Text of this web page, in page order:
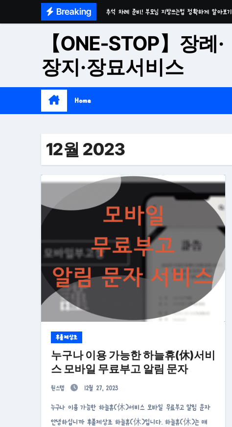
Breaking 추석 차례 준비! 부모님 지방쓰는법 정확하게 알아보기
시간이 흘러도 변함없는 가치 성주 추모공원
치유와 위로의 공간 기독교전용 김천 납골당
재단법인 효심추모공원(현 삼랑진추모공원)
【ONE-STOP】장례·
장지·장묘서비스
Home
12월 2023
후불제상조
누구나 이용 가능한 하늘휴(休)서비
스 모바일 무료부고 알림 문자
원스텝 12월 27, 2023
누구나 이용 가능한 하늘휴(休)서비스 모바일 무료부고 알림 문자
안녕하십니까 후불제상조 하늘휴(休)입니다. 하늘휴(休)는 매